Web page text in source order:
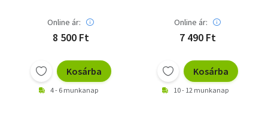
Online ár:
8 500 Ft
Kosárba
4 - 6 munkanap
Online ár:
7 490 Ft
Kosárba
10 - 12 munkanap